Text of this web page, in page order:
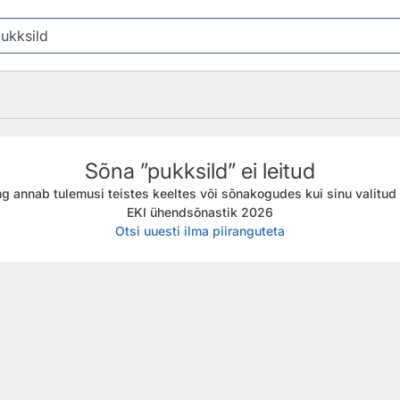
Sõna ”pukksild” ei leitud
annab tulemusi teistes keeltes või sõnakogudes kui sinu
EKI ühendsõnastik 2026
Otsi uuesti ilma piiranguteta